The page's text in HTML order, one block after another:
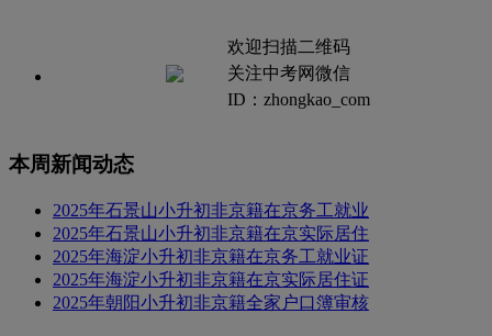
欢迎扫描二维码
关注中考网微信
ID：zhongkao_com
本周新闻动态
2025年石景山小升初非京籍在京务工就业
2025年石景山小升初非京籍在京实际居住
2025年海淀小升初非京籍在京务工就业证
2025年海淀小升初非京籍在京实际居住证
2025年朝阳小升初非京籍全家户口簿审核